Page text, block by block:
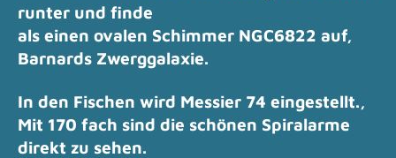
runter und finde
als einen ovalen Schimmer NGC6822 auf,
Barnards Zwerggalaxie.
In den Fischen wird Messier 74 eingestellt.,
Mit 170 fach sind die schönen Spiralarme
direkt zu sehen.